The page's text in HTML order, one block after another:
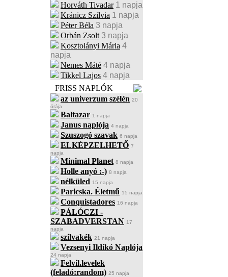
Horváth Tivadar 1 napja
Kránicz Szilvia 1 napja
Péter Béla 3 napja
Orbán Zsolt 3 napja
Kosztolányi Mária 4
napja
Nemes Máté 4 napja
Tikkel Lajos 4 napja
FRISS NAPLÓK
az univerzum szélén 20
órája
Baltazar 1 napja
Janus naplója 4 napja
Szuszogó szavak 6 napja
ELKÉPZELHETŐ 7
napja
Minimal Planet 8 napja
Holle anyó :-) 8 napja
nélküled 15 napja
Paricska. Életmű 15 napja
Conquistadores 16 napja
PÁLÓCZI -
SZABADVERSTAN 17
napja
szilvakék 21 napja
Vezsenyi Ildikó Naplója
24 napja
Felvil.levelek
(feladó:random) 25 napja